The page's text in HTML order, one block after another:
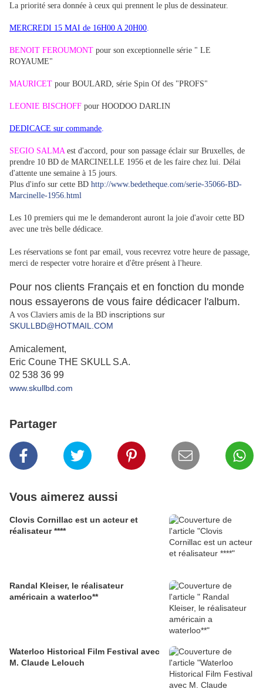
La priorité sera donnée à ceux qui prennent le plus de dessinateur.
MERCREDI 15 MAI de 16H00 A 20H00.
BENOIT FEROUMONT pour son exceptionnelle série " LE
ROYAUME"
MAURICET pour BOULARD, série Spin Of des "PROFS"
LEONIE BISCHOFF pour HOODOO DARLIN
DEDICACE sur commande.
SEGIO SALMAest d'accord, pour son passage éclair sur Bruxelles, de
prendre 10 BD de MARCINELLE 1956 et de les faire chez lui. Délai
d'attente une semaine à 15 jours.
Plus d'info sur cette BD http://www.bedetheque.com/serie-35066-BD-
Marcinelle-1956.html
Les 10 premiers qui me le demanderont auront la joie d'avoir cette BD
avec une très belle dédicace.
Les réservations se font par email, vous recevrez votre heure de passage,
merci de respecter votre horaire et d'être présent à l'heure.
Pour nos clients Français et en fonction du monde
nous essayerons de vous faire dédicacer l'album.
A vos Claviers amis de la BD inscriptions sur
SKULLBD@HOTMAIL.COM
Amicalement,
Eric Coune THE SKULL S.A.
02 538 36 99
www.skullbd.com
Partager
Vous aimerez aussi
Clovis Cornillac est un acteur et
réalisateur ****
Randal Kleiser, le réalisateur
américain a waterloo**
Waterloo Historical Film Festival avec
M. Claude Lelouch